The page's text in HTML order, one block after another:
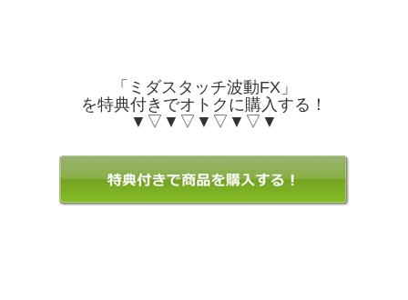
「ミダスタッチ波動FX」
を特典付きでオトクに購入する！
▼▽▼▽▼▽▼▽▼